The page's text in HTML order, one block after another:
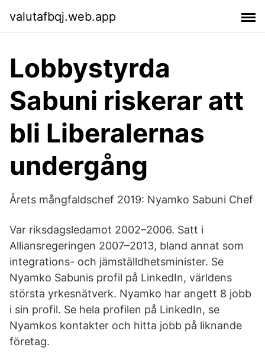
valutafbqj.web.app
Lobbystyrda
Sabuni riskerar att
bli Liberalernas
undergång
Årets mångfaldschef 2019: Nyamko Sabuni Chef
Var riksdagsledamot 2002–2006. Satt i
Alliansregeringen 2007–2013, bland annat som
integrations- och jämställdhetsminister. Se
Nyamko Sabunis profil på LinkedIn, världens
största yrkesnätverk. Nyamko har angett 8 jobb
i sin profil. Se hela profilen på LinkedIn, se
Nyamkos kontakter och hitta jobb på liknande
företag.